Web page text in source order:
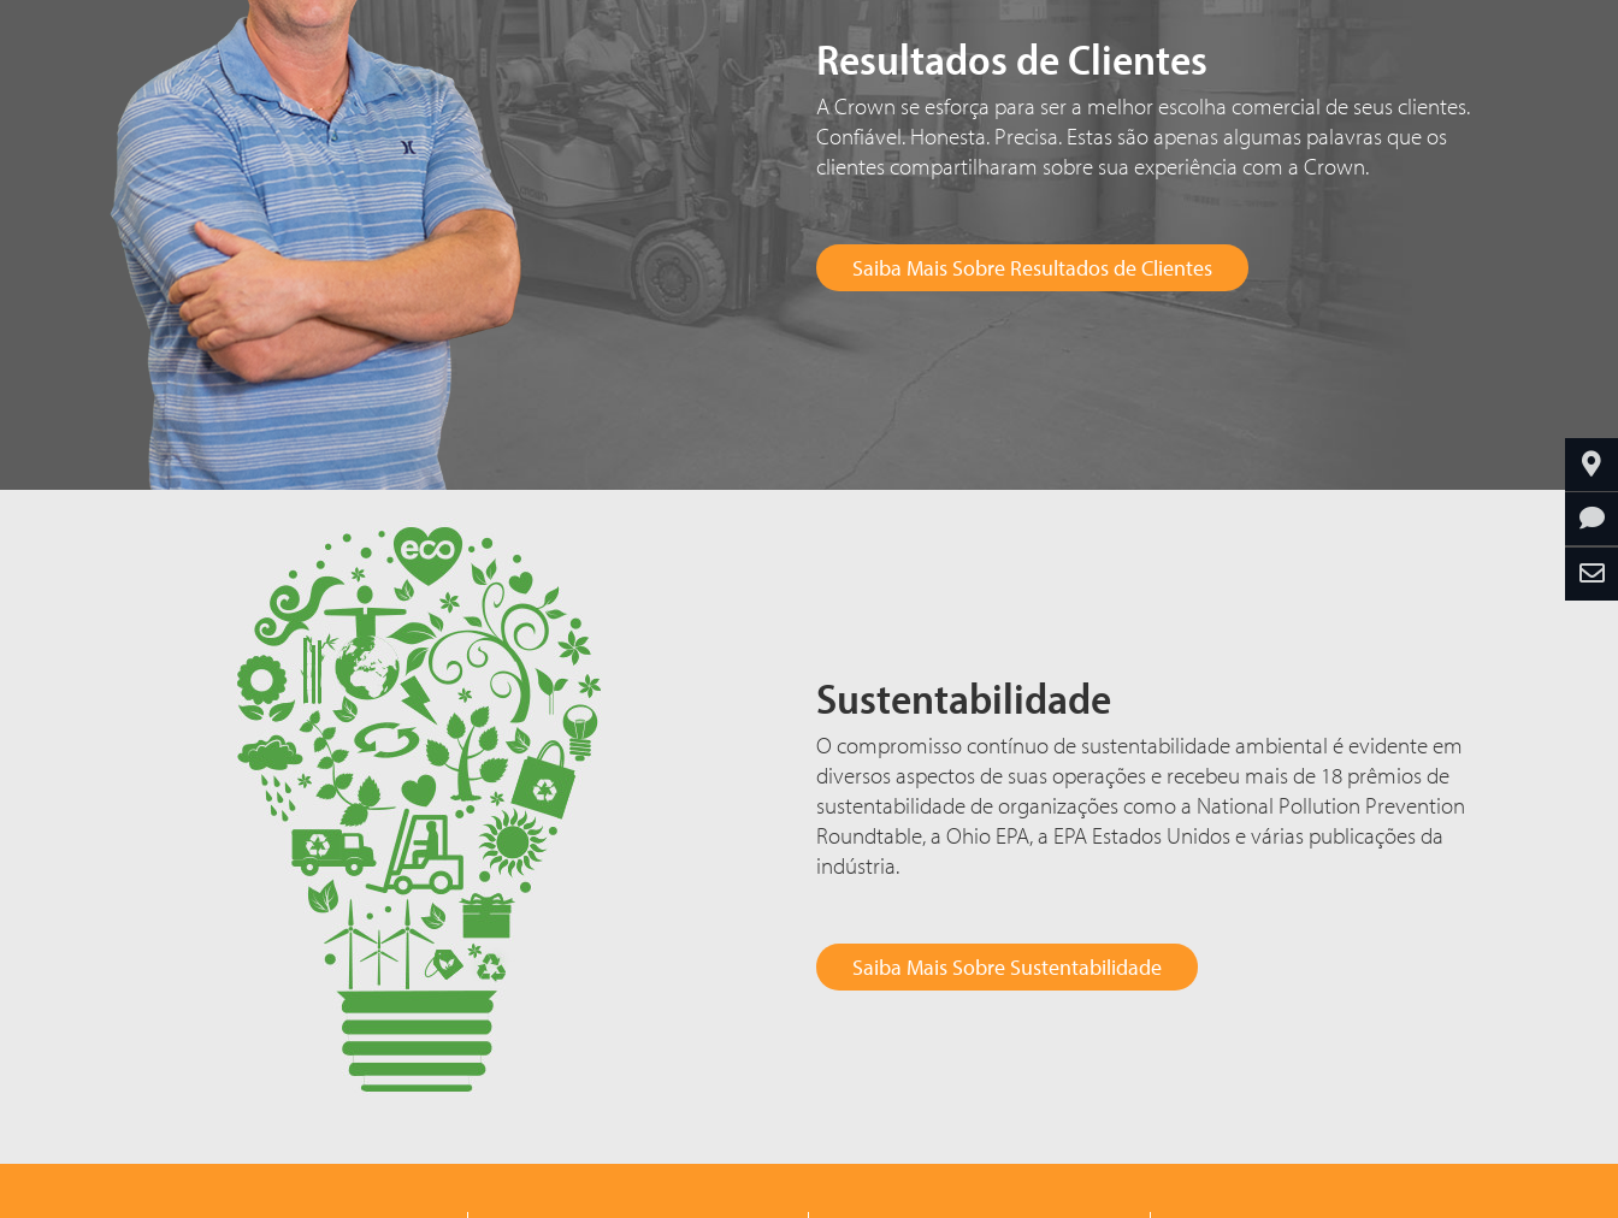
Resultados de Clientes
A Crown se esforça para ser a melhor escolha comercial de seus clientes.
Confiável. Honesta. Precisa. Estas são apenas algumas palavras que os
clientes compartilharam sobre sua experiência com a Crown.
Saiba Mais Sobre Resultados de Clientes
Sustentabilidade
O compromisso contínuo de sustentabilidade ambiental é evidente em
diversos aspectos de suas operações e recebeu mais de 18 prêmios de
sustentabilidade de organizações como a National Pollution Prevention
Roundtable, a Ohio EPA, a EPA Estados Unidos e várias publicações da
indústria.
Saiba Mais Sobre Sustentabilidade